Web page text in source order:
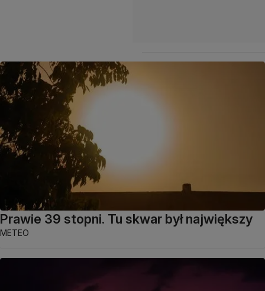
Prawie 39 stopni. Tu skwar był największy
METEO